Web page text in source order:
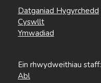
Datganiad Hygyrchedd
Cyswllt
Ymwadiad
Ein rhwydweithiau staff:
Abl